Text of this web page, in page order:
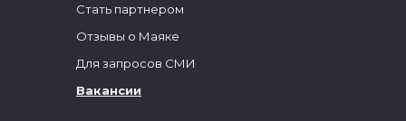
Стать партнером
Отзывы о Маяке
Для запросов СМИ
Вакансии